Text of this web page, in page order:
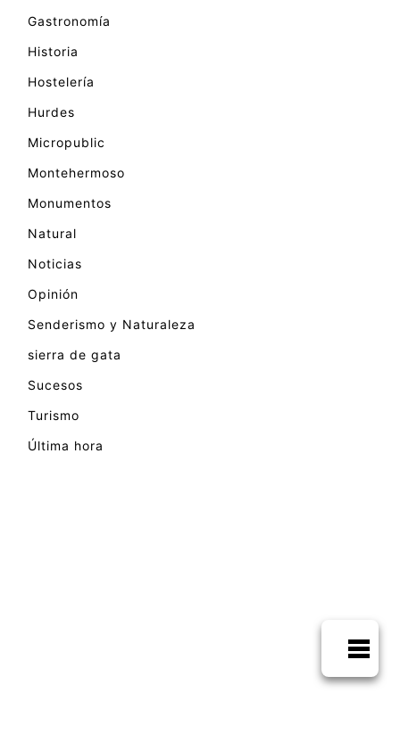
Gastronomía
Historia
Hostelería
Hurdes
Micropublic
Montehermoso
Monumentos
Natural
Noticias
Opinión
Senderismo y Naturaleza
sierra de gata
Sucesos
Turismo
Última hora